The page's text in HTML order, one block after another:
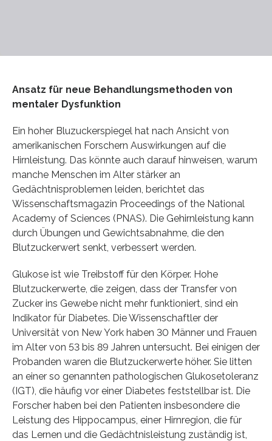
Ansatz für neue Behandlungsmethoden von
mentaler Dysfunktion
Ein hoher Bluzuckerspiegel hat nach Ansicht von
amerikanischen Forschern Auswirkungen auf die
Hirnleistung. Das könnte auch darauf hinweisen, warum
manche Menschen im Alter stärker an
Gedächtnisproblemen leiden, berichtet das
Wissenschaftsmagazin Proceedings of the National
Academy of Sciences (PNAS). Die Gehirnleistung kann
durch Übungen und Gewichtsabnahme, die den
Blutzuckerwert senkt, verbessert werden.
Glukose ist wie Treibstoff für den Körper. Hohe
Blutzuckerwerte, die zeigen, dass der Transfer von
Zucker ins Gewebe nicht mehr funktioniert, sind ein
Indikator für Diabetes. Die Wissenschaftler der
Universität von New York haben 30 Männer und Frauen
im Alter von 53 bis 89 Jahren untersucht. Bei einigen der
Probanden waren die Blutzuckerwerte höher. Sie litten
an einer so genannten pathologischen Glukosetoleranz
(IGT), die häufig vor einer Diabetes feststellbar ist. Die
Forscher haben bei den Patienten insbesondere die
Leistung des Hippocampus, einer Hirnregion, die für
das Lernen und die Gedächtnisleistung zuständig ist,